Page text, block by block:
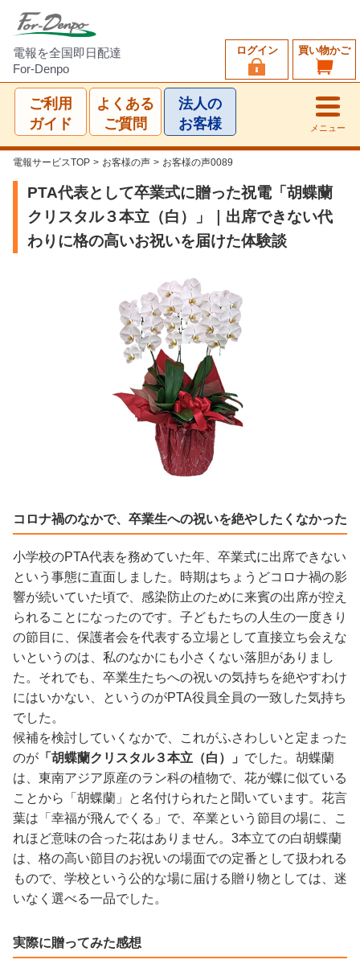
電報を全国即日配達
For-Denpo
買い物かご
ログイン
ご利用
ガイド
よくある
ご質問
法人の
お客様
メニュー
電報サービスTOP > お客様の声 > お客様の声0089
PTA代表として卒業式に贈った祝電「胡蝶蘭
クリスタル３本立（白）」｜出席できない代
わりに格の高いお祝いを届けた体験談
コロナ禍のなかで、卒業生への祝いを絶やしたくなかった
小学校のPTA代表を務めていた年、卒業式に出席できない
という事態に直面しました。時期はちょうどコロナ禍の影
響が続いていた頃で、感染防止のために来賓の出席が控え
られることになったのです。子どもたちの人生の一度きり
の節目に、保護者会を代表する立場として直接立ち会えな
いというのは、私のなかにも小さくない落胆がありまし
た。それでも、卒業生たちへの祝いの気持ちを絶やすわけ
にはいかない、というのがPTA役員全員の一致した気持ち
でした。
候補を検討していくなかで、これがふさわしいと定まった
のが 「胡蝶蘭クリスタル３本立（白）」 でした。胡蝶蘭
は、東南アジア原産のラン科の植物で、花が蝶に似ている
ことから「胡蝶蘭」と名付けられたと聞いています。花言
葉は「幸福が飛んでくる」で、卒業という節目の場に、こ
れほど意味の合った花はありません。3本立ての白胡蝶蘭
は、格の高い節目のお祝いの場面での定番として扱われる
もので、学校という公的な場に届ける贈り物としては、迷
いなく選べる一品でした。
実際に贈ってみた感想